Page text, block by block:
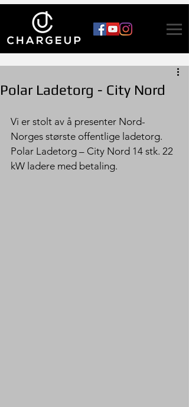
Polar Ladetorg - City Nord
Vi er stolt av å presenter Nord-
Norges største offentlige ladetorg.
Polar Ladetorg – City Nord 14 stk. 22
kW ladere med betaling.